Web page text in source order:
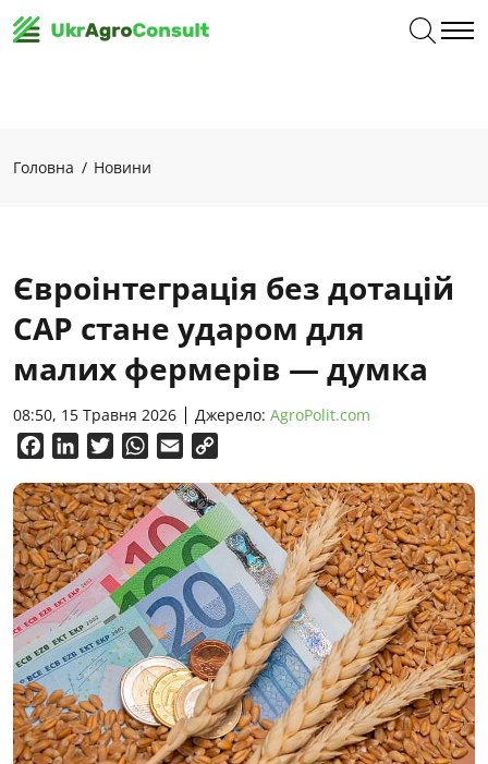
Головна Новини
Євроінтеграція без дотацій
CAP стане ударом для
малих фермерів — думка
08:50, 15 Травня 2026 Джерело: AgroPolit.com
FacebookLinkedInTwitterWhatsApp
Email